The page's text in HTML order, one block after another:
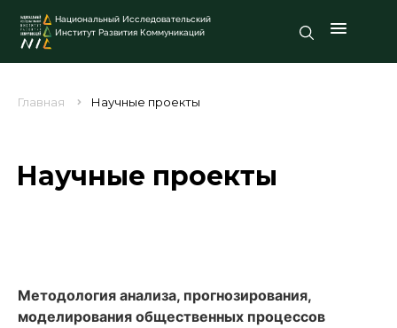
Национальный Исследовательский
Институт Развития Коммуникаций
Главная Научные проекты
Научные проекты
Методология анализа, прогнозирования,
моделирования общественных процессов